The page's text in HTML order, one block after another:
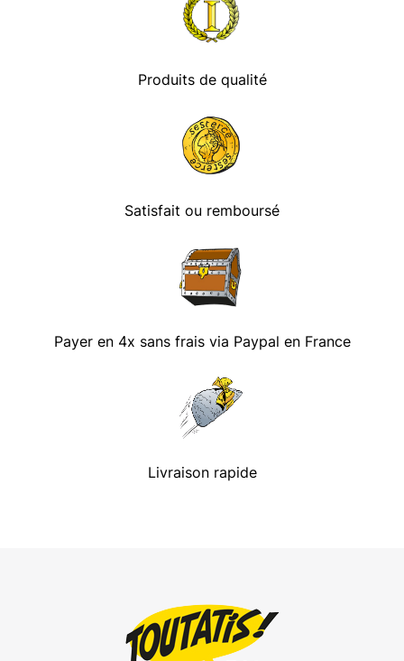
Produits de qualité
Satisfait ou remboursé
Payer en 4x sans frais via Paypal en France
Livraison rapide